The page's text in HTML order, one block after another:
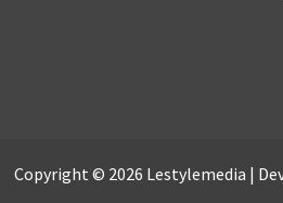
Copyright © 2026 Lestylemedia |